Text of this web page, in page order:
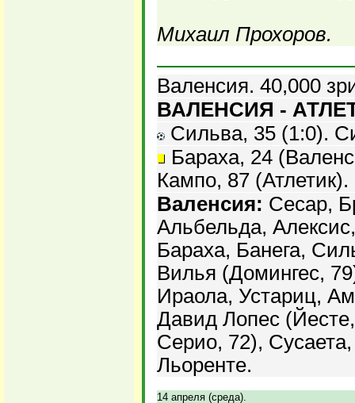
Михаил Прохоров.
Валенсия. 40,000
ВАЛЕНСИЯ -
Сильва, 35 (1:0).
Бараха, 24
Кампо, 87 (Атлетик).
Валенсия: Сесар,
Альбельда,
Бараха, Банега,
Вилья (Домингес,
Ираола, Устариц,
Давид Лопес
Серио, 72),
Льоренте.
14 апреля (среда).